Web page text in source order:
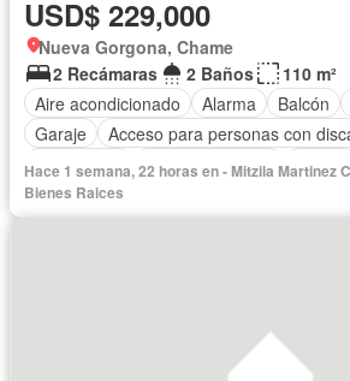
USD$ 229,000
Nueva Gorgona, Chame
2 Recámaras
2 Baños
110 m²
Aire acondicionado
Alarma Balcón
Garaje
Acceso para personas con
Electricidad
Cocina equipada Parrilla
Internet
Ascensor
Hace 1 semana, 22 horas en - Mitzila Martinez
Bienes Raices